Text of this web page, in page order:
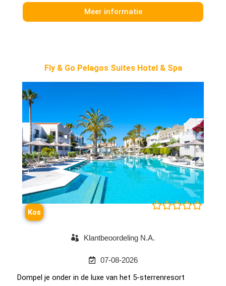
Meer informatie
Fly & Go Pelagos Suites Hotel & Spa

Kos
Klantbeoordeling N.A.
07-08-2026
Dompel je onder in de luxe van het 5-sterrenresort